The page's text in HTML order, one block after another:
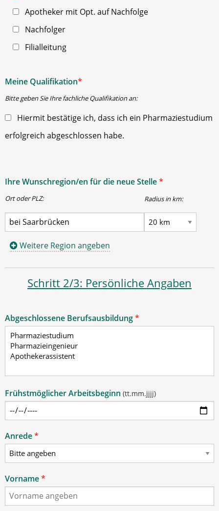
Apotheker mit Opt. auf Nachfolge
Nachfolger
Filialleitung
Meine Qualifikation*
Bitte geben Sie Ihre fachliche Qualifikation an:
Hiermit bestätige ich, dass ich ein Pharmaziestudium
erfolgreich abgeschlossen habe.
Ihre Wunschregion/en für die neue Stelle*
Ort oder PLZ: Radius in km:
Weitere Region angeben
Schritt 2/3: Persönliche Angaben
Abgeschlossene Berufsausbildung*
Frühstmöglicher Arbeitsbeginn (tt.mm.jjjj)
Anrede*
Vorname*